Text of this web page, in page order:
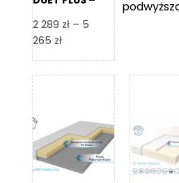
2 289 zł – 5
265 złZakres
od
do
5
265 zł